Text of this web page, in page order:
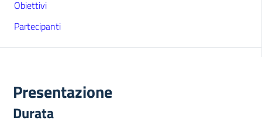
Obiettivi
Partecipanti
Presentazione
Durata